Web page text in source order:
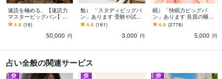
速読を極める、【速読力
マスタービッグバン】あ
ります 神を超えた、あな
たの速読を極めます。～8
00字鑑定書付き～
4.8 (16)
50,000 円
勉） 「スタディビッグバ
ン」あります 受験や試験
対策に効果てきめん！（3
00字鑑定付き）
4.9 (161)
3,000 円
眠）「快眠力ビッグバ
ン」あります 良質の睡眠
が得られるようになりま
す。【300字鑑定付き】
4.9 (2778)
5,000 円
占い全般の関連サービス